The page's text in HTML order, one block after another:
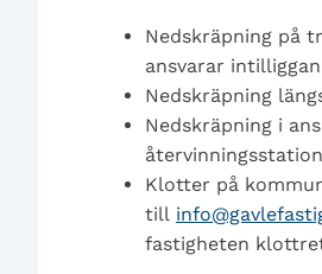
Nedskräpning på
ansvarar
Nedskräpning
Nedskräpning i
Klotter på
till
fastigheten